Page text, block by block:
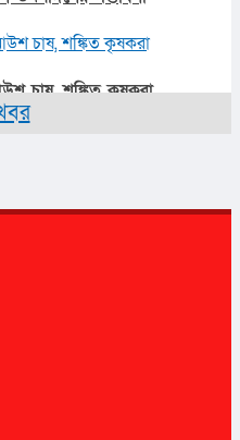
চাষ, শঙ্কিত কৃষকরা